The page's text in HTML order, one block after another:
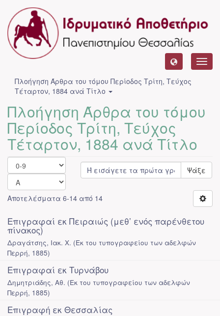
Πλοήγηση Άρθρα του τόμου Περίοδος Τρίτη, Τεύχος
Τέταρτον, 1884 ανά Τίτλο
Πλοήγηση Άρθρα του τόμου
Περίοδος Τρίτη, Τεύχος
Τέταρτον, 1884 ανά Τίτλο
Ψάξε
Αποτελέσματα 6-14 από 14
Επιγραφαί εκ Πειραιώς (μεθ’ ενός παρένθετου
πίνακος)
Δραγάτσης, Ιακ. Χ. (Εκ του τυπογραφείου των αδελφών
Περρή, 1885)
Επιγραφαί εκ Τυρνάβου
Δημητριάδης, Αθ. (Εκ του τυπογραφείου των αδελφών
Περρή, 1885)
Επιγραφή εκ Θεσσαλίας